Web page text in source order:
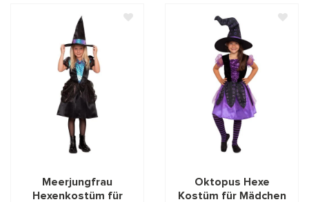
Meerjungfrau
Hexenkostüm für
Oktopus Hexe
Kostüm für Mädchen